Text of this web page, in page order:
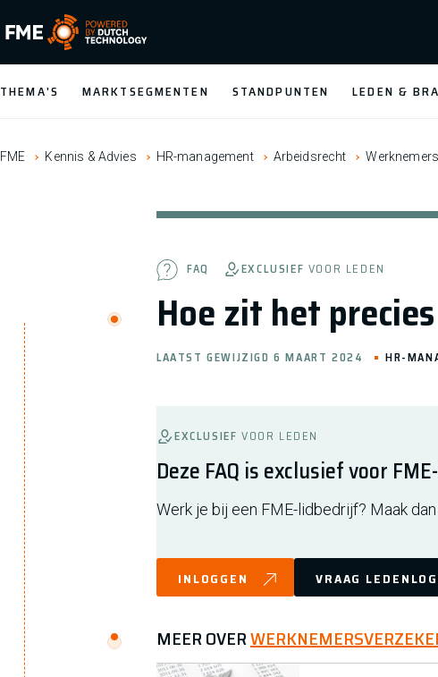
FME Logo, to the homepage
THEMA'S MARKTSEGMENTEN STANDPUNTEN LEDEN &
FME Kennis & Advies HR-management Arbeidsrecht
Hoe zit het
FAQ EXCLUSIEF VOOR LEDEN
LAATST GEWIJZIGD 6 MAART 2024 HR-
EXCLUSIEF VOOR LEDEN
Deze FAQ is exclusief voor
Werk je bij een FME-lidbedrijf? Maak
INLOGGEN VRAAG
MEER OVER